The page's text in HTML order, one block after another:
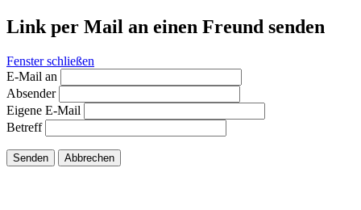
Link per Mail an einen Freund senden
Fenster schließen
E-Mail an
Absender
Eigene E-Mail
Betreff
Senden Abbrechen